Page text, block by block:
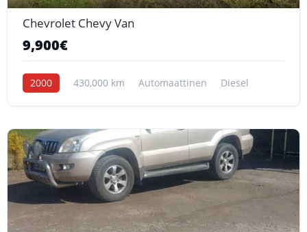
Chevrolet Chevy Van
9,900€
2000 430,000 km Automaattinen Diesel